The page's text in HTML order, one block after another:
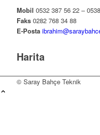
Mobil 0532 387 56 22 –
Faks0282 768 34 88
E-Posta
Harita
© Saray Bahçe Teknik